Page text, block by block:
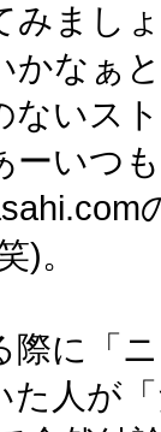
みまし
かなぁ
ないス
ーいつ
)。
際に「
た人が